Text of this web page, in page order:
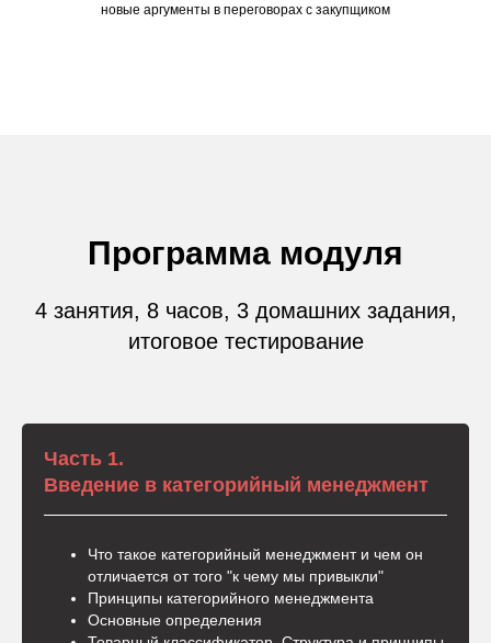
новые аргументы в переговорах с закупщиком
Программа модуля
4 занятия, 8 часов, 3 домашних задания,
итоговое тестирование
Часть 1.
Введение в категорийный менеджмент
Что такое категорийный менеджмент и чем он
отличается от того "к чему мы привыкли"
Принципы категорийного менеджмента
Основные определения